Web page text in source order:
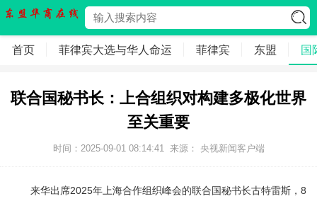
首页 菲律宾大选与华人命运 菲律宾 东盟 国
联合国秘书长：上合组织对构建多极化世界
至关重要
时间：2025-09-01 08:14:41 来源： 央视新闻客户端
来华出席2025年上海合作组织峰会的联合国秘书长古特雷斯，8